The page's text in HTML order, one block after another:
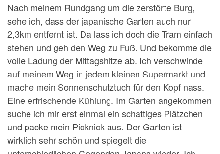
Nach meinem Rundgang um die zerstörte Burg,
sehe ich, dass der japanische Garten auch nur
2,3km entfernt ist. Da lass ich doch die Tram einfach
stehen und geh den Weg zu Fuß. Und bekomme die
volle Ladung der Mittagshitze ab. Ich verschwinde
auf meinem Weg in jedem kleinen Supermarkt und
mache mein Sonnenschutztuch für den Kopf nass.
Eine erfrischende Kühlung. Im Garten angekommen
suche ich mir erst einmal ein schattiges Plätzchen
und packe mein Picknick aus. Der Garten ist
wirklich sehr schön und spiegelt die